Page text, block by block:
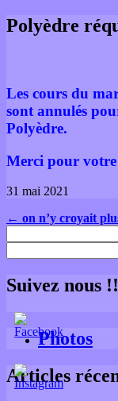
Polyèdre
Les cours du
sont annulés
Polyèdre.
Merci pour votre
31 mai 2021
← on n’y croyait
Suivez nous !!
Photos
Articles